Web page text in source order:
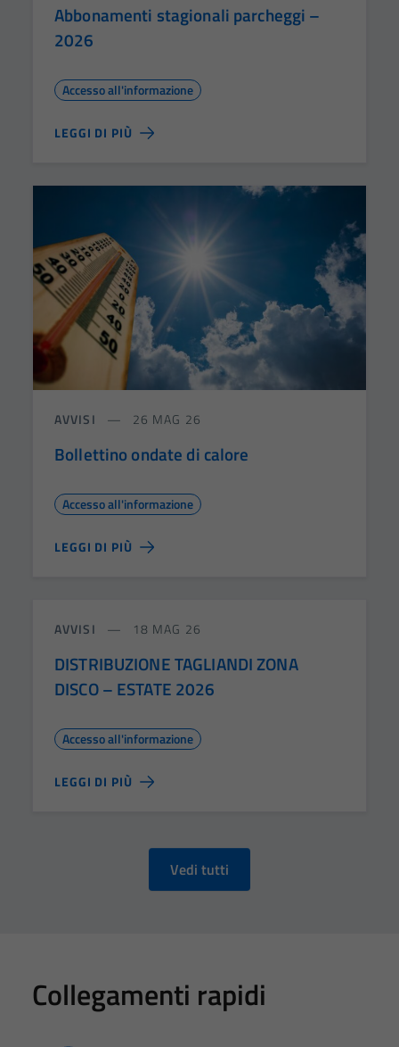
Abbonamenti stagionali parcheggi –
2026
Accesso all'informazione
LEGGI DI PIÙ
AVVISI 26 MAG 26
Bollettino ondate di calore
Accesso all'informazione
LEGGI DI PIÙ
AVVISI 18 MAG 26
DISTRIBUZIONE TAGLIANDI ZONA
DISCO – ESTATE 2026
Accesso all'informazione
LEGGI DI PIÙ
Vedi tutti
Collegamenti rapidi